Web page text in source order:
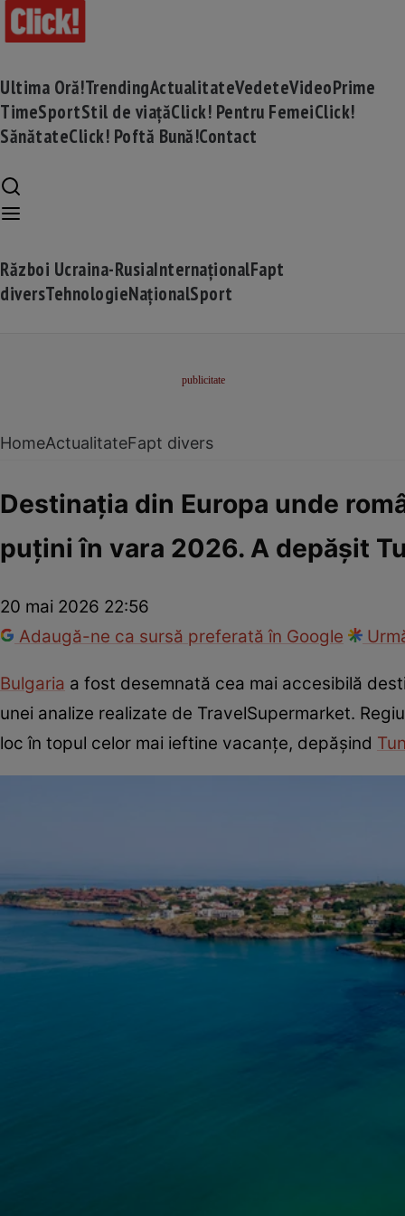
Ultima Oră!TrendingActualitateVedeteVideoPrime
TimeSportStil de viațăClick! Pentru FemeiClick!
SănătateClick! Poftă Bună!Contact
Război Ucraina-RusiaInternaționalFapt
diversTehnologieNaționalSport
HomeActualitateFapt divers
Destinația din Europa unde
puțini în vara 2026. A depășit
20 mai 2026 22:56
Adaugă-ne ca sursă preferată în Google
Bulgaria a fost desemnată cea mai accesibilă
unei analize realizate de TravelSupermarket.
loc în topul celor mai ieftine vacanțe, depășind